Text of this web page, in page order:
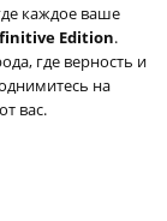
каждое ваше
Edition.
где верность и
на
вас.